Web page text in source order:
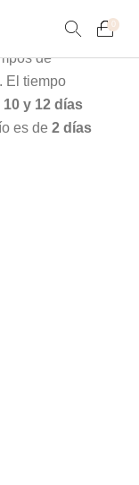
0
especialmente
medidas de
de
El tiempo
10 y 12 días
es de2 días